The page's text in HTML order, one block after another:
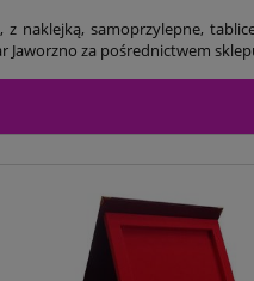
naklejką, samoprzylepne,
Jaworzno za pośrednictwem